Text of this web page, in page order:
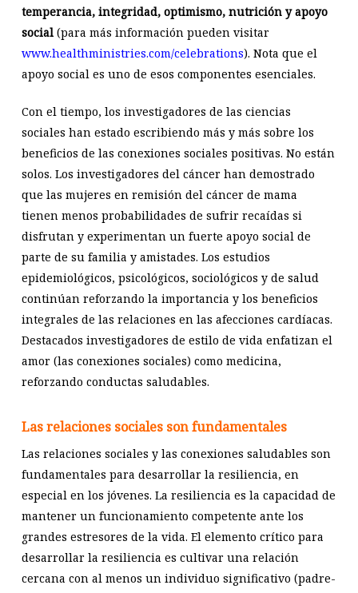
temperancia, integridad, optimismo, nutrición y apoyo
social(para más información pueden visitar
www.healthministries.com/celebrations). Nota que el
apoyo social es uno de esos componentes esenciales.
Con el tiempo, los investigadores de las ciencias
sociales han estado escribiendo más y más sobre los
beneficios de las conexiones sociales positivas. No están
solos. Los investigadores del cáncer han demostrado
que las mujeres en remisión del cáncer de mama
tienen menos probabilidades de sufrir recaídas si
disfrutan y experimentan un fuerte apoyo social de
parte de su familia y amistades. Los estudios
epidemiológicos, psicológicos, sociológicos y de salud
continúan reforzando la importancia y los beneficios
integrales de las relaciones en las afecciones cardíacas.
Destacados investigadores de estilo de vida enfatizan el
amor (las conexiones sociales) como medicina,
reforzando conductas saludables.
Las relaciones sociales son fundamentales
Las relaciones sociales y las conexiones saludables son
fundamentales para desarrollar la resiliencia, en
especial en los jóvenes. La resiliencia es la capacidad de
mantener un funcionamiento competente ante los
grandes estresores de la vida. El elemento crítico para
desarrollar la resiliencia es cultivar una relación
cercana con al menos un individuo significativo (padre-